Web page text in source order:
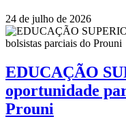
24 de julho de 2026
EDUCAÇÃO
oportunidade
Prouni